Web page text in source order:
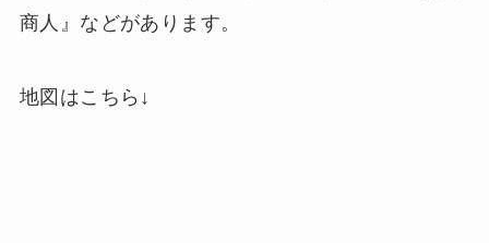
商人』などがあります。
地図はこちら↓